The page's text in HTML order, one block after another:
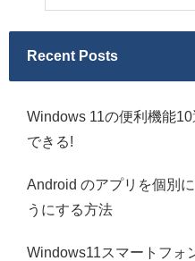
Recent Posts
Windows 11の便利機能
できる!
Android のアプリを個別
うにする方法
Windows11スマートフォ